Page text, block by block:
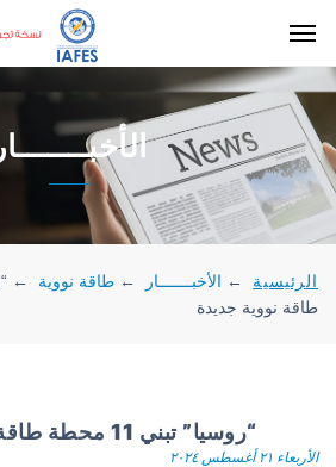
الأخبـــــــار
الرئيسية ← الأخبـــــــار ← طاقة نووية ←
طاقة نووية جديدة
“روسيا” تبني 11 محطة طاقة نووية جديدة
الأربعاء ٢١ أغسطس ٢٠٢٤